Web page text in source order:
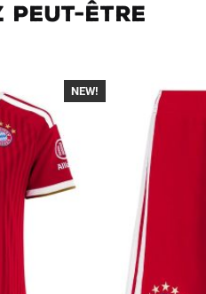
peut-être
-40%
NEW!